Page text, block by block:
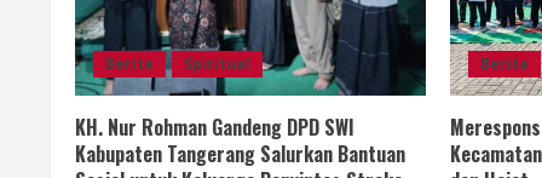
d
i
n
Berita Spiritual
KH. Nur Rohman Gandeng DPD SWI
Kabupaten Tangerang Salurkan Bantuan
Berita